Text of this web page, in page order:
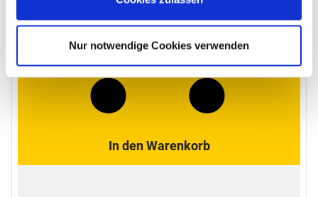
Nur notwendige Cookies verwenden
In den Warenkorb